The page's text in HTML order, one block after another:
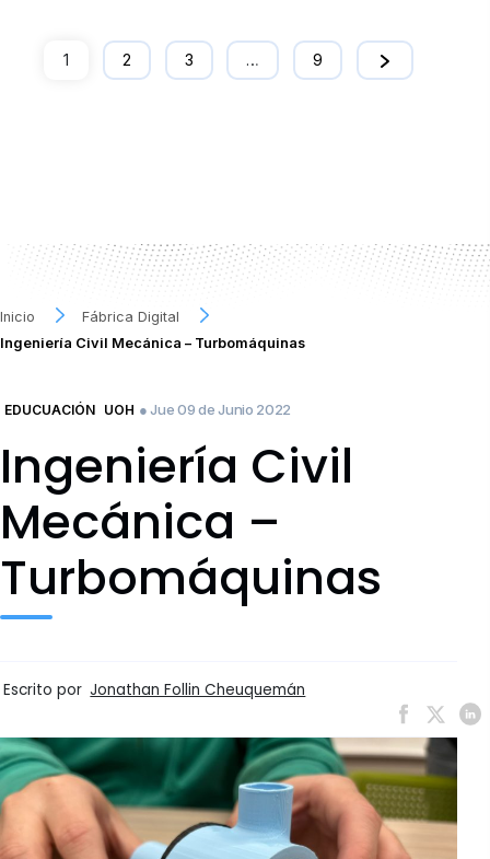
1 2 3 … 9
Inicio
Fábrica Digital
Ingeniería Civil Mecánica – Turbomáquinas
EDUCUACIÓN UOH ● Jue 09 de Junio 2022
Ingeniería Civil
Mecánica –
Turbomáquinas
Escrito por Jonathan Follin Cheuquemán